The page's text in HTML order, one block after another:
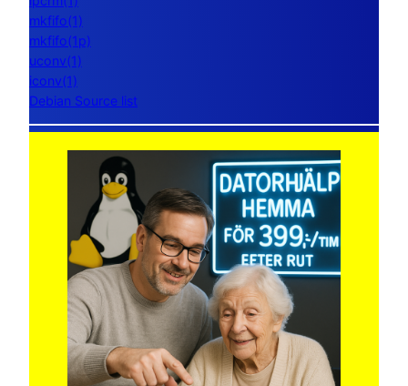
mkfifo(1)
mkfifo(1p)
uconv(1)
iconv(1)
Debian Source list